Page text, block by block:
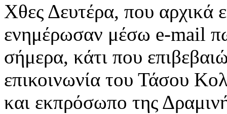
Χθες Δευτέρα, που αρχικά
ενημέρωσαν μέσω e-mail
σήμερα, κάτι που
επικοινωνία του Τάσου
και εκπρόσωπο της